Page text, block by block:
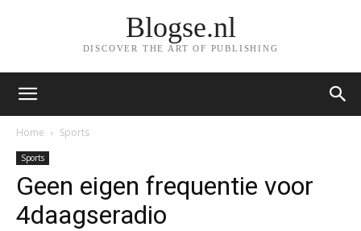
Blogse.nl
DISCOVER THE ART OF PUBLISHING
Home Sports
Sports
Geen eigen frequentie voor
4daagseradio